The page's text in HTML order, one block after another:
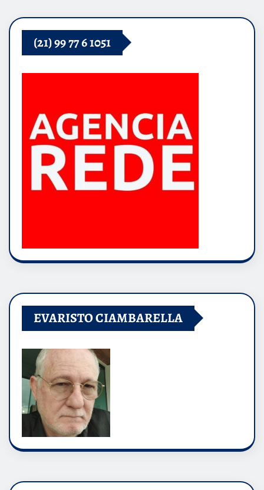
(21) 99 77 6 1051
EVARISTO CIAMBARELLA